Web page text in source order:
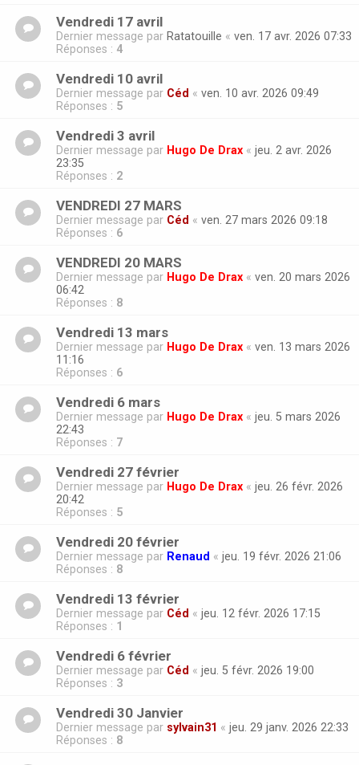
Vendredi 17 avril
Dernier message par Ratatouille « ven. 17 avr. 2026 07:33
Réponses : 4
Vendredi 10 avril
Dernier message par Céd « ven. 10 avr. 2026 09:49
Réponses : 5
Vendredi 3 avril
Dernier message par Hugo De Drax « jeu. 2 avr. 2026
23:35
Réponses : 2
VENDREDI 27 MARS
Dernier message par Céd « ven. 27 mars 2026 09:18
Réponses : 6
VENDREDI 20 MARS
Dernier message par Hugo De Drax « ven. 20 mars 2026
06:42
Réponses : 8
Vendredi 13 mars
Dernier message par Hugo De Drax « ven. 13 mars 2026
11:16
Réponses : 6
Vendredi 6 mars
Dernier message par Hugo De Drax « jeu. 5 mars 2026
22:43
Réponses : 7
Vendredi 27 février
Dernier message par Hugo De Drax « jeu. 26 févr. 2026
20:42
Réponses : 5
Vendredi 20 février
Dernier message par Renaud « jeu. 19 févr. 2026 21:06
Réponses : 8
Vendredi 13 février
Dernier message par Céd « jeu. 12 févr. 2026 17:15
Réponses : 1
Vendredi 6 février
Dernier message par Céd « jeu. 5 févr. 2026 19:00
Réponses : 3
Vendredi 30 Janvier
Dernier message par sylvain31 « jeu. 29 janv. 2026 22:33
Réponses : 8